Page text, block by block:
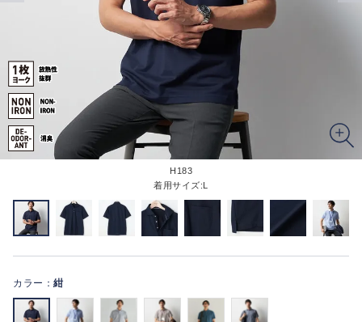
H183
着用サイズ:L
カラー： 紺